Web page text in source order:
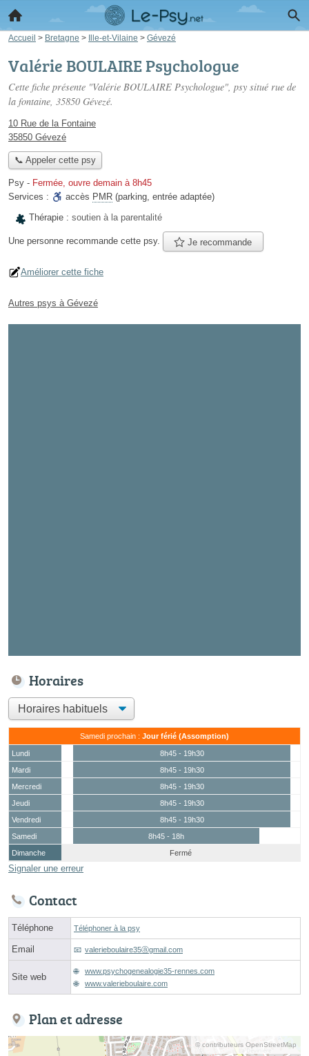
Accueil > Bretagne > Ille-et-Vilaine > Gévezé
Valérie BOULAIRE Psychologue
Cette fiche présente "Valérie BOULAIRE Psychologue", psy situé rue de
la fontaine, 35850 Gévezé.
10 Rue de la Fontaine
35850 Gévezé
📞 Appeler cette psy
Psy - Fermée, ouvre demain à 8h45
Services :
accès PMR (parking, entrée adaptée)
Thérapie : soutien à la parentalité
Une personne recommande cette psy. Je recommande
Améliorer cette fiche
Autres psys à Gévezé
Horaires
Samedi prochain : Jour férié (Assomption)
Lundi
8h45 - 19h30
Mardi
8h45 - 19h30
Mercredi
8h45 - 19h30
Jeudi
8h45 - 19h30
Vendredi
8h45 - 19h30
Samedi
8h45 - 18h
Dimanche
Fermé
Signaler une erreur
Contact
Téléphone Téléphoner à la psy
Email valerieboulaire35ⓐgmail.com
Site web
www.psychogenealogie35-rennes.com
www.valerieboulaire.com
Plan et adresse
© contributeurs OpenStreetMap